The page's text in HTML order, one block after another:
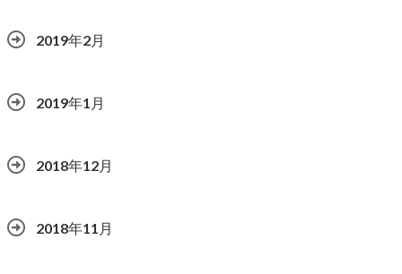
2019年2月
2019年1月
2018年12月
2018年11月